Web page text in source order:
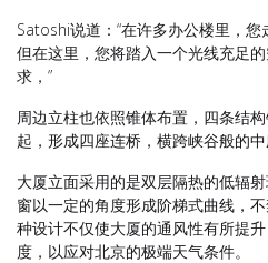
Satoshi说道：“在许多办公楼里，
但在这里，您将踏入一个光线充足
求，”
周边立柱也依照锥体布置，四条结
起，形成四座连桥，横跨峡谷般的中
大厦立面采用的是双层隔热的低辐
窗以一定的角度形成阶梯式曲线，
种设计不仅使大厦的通风性有所提
度，以应对北京的极端天气条件。